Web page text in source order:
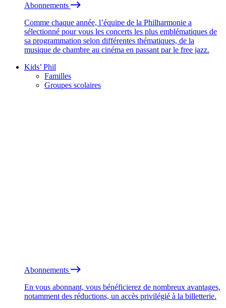
Abonnements
Comme chaque année, l’équipe de la Philharmonie a
sélectionné pour vous les concerts les plus emblématiques de
sa programmation selon différentes thématiques, de la
musique de chambre au cinéma en passant par le free jazz.
Kids’ Phil
Familles
Groupes scolaires
Abonnements
En vous abonnant, vous bénéficierez de nombreux avantages,
notamment des réductions, un accès privilégié à la billetterie.